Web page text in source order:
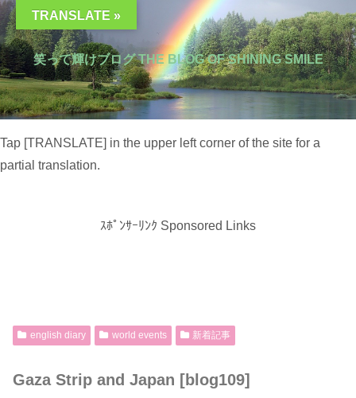
笑って輝けブログ THE BLOG OF SHINING SMILE
Tap [TRANSLATE] in the upper left corner of the site for a
partial translation.
ｽﾎﾟﾝｻｰﾘﾝｸ Sponsored Links
english diary world events 新着記事
Gaza Strip and Japan [blog109]
TRANSLATE »